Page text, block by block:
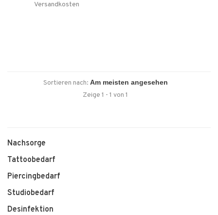
Versandkosten
Sortieren nach:
Zeige 1 - 1 von 1
Nachsorge
Tattoobedarf
Piercingbedarf
Studiobedarf
Desinfektion